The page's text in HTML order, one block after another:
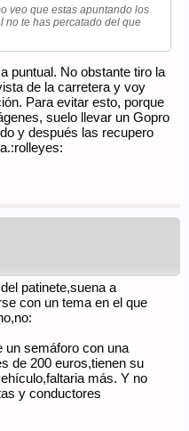
segura, cerrar ciertas
buenas alternativas al
rodar, etc. En resumen:
veo que estas apuntando los
no te has percatado del que
puntual. No obstante tiro la
de la carretera y voy
Para evitar esto, porque
suelo llevar un Gopro
y después las recupero
patinete,suena a
con un tema en el que
un semáforo con una
de 200 euros,tienen su
más. Y no
y conductores